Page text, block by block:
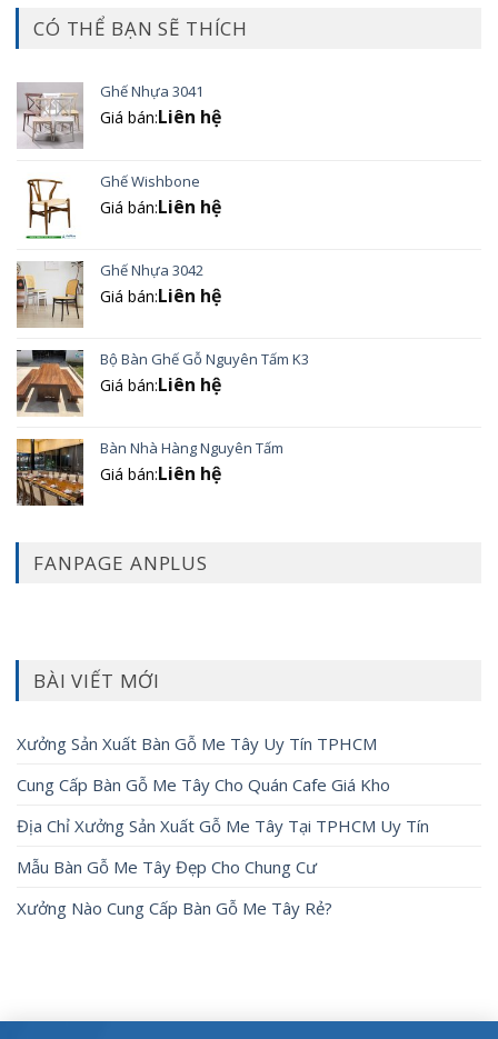
CÓ THỂ BẠN SẼ THÍCH
Ghế Nhựa 3041
Giá bán:Liên hệ
Ghế Wishbone
Giá bán:Liên hệ
Ghế Nhựa 3042
Giá bán:Liên hệ
Bộ Bàn Ghế Gỗ Nguyên Tấm K3
Giá bán:Liên hệ
Bàn Nhà Hàng Nguyên Tấm
Giá bán:Liên hệ
FANPAGE ANPLUS
BÀI VIẾT MỚI
Xưởng Sản Xuất Bàn Gỗ Me Tây Uy Tín TPHCM
Cung Cấp Bàn Gỗ Me Tây Cho Quán Cafe Giá Kho
Địa Chỉ Xưởng Sản Xuất Gỗ Me Tây Tại TPHCM Uy Tín
Mẫu Bàn Gỗ Me Tây Đẹp Cho Chung Cư
Xưởng Nào Cung Cấp Bàn Gỗ Me Tây Rẻ?